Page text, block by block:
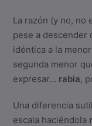
La razón (y no, no
pese a descender
idéntica a la
segunda menor
expresar… rabia,
Una diferencia
escala haciéndola